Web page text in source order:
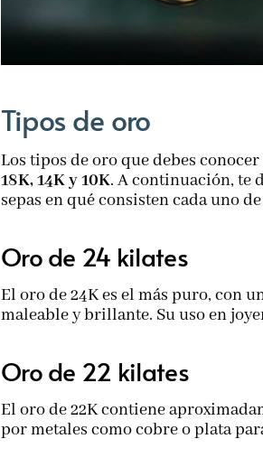
Tipos de oro
Los tipos de oro que debes
18K, 14K y 10K. A continuación, te
sepas en qué consisten cada uno de
Oro de 24 kilates
El oro de 24K es el más puro, con
maleable y brillante. Su uso en
Oro de 22 kilates
El oro de 22K contiene
por metales como cobre o plata